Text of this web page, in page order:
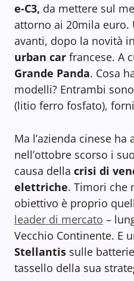
e-C3, da mettere sul
attorno ai 20mila euro.
avanti, dopo la novità
urban car francese. A
Grande Panda. Cosa
modelli? Entrambi
(litio ferro fosfato),
Ma l’azienda cinese ha
nell’ottobre scorso i
causa della crisi di
elettriche. Timori che
obiettivo è proprio
leader di mercato –
Vecchio Continente. E
Stellantis sulle
tassello della sua